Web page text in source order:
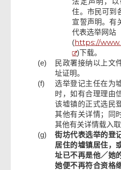
住。市民可到
宣誓声明。有
代表选举网站
(https://
)下载。
(e)
民政署接纳以上文
址证明。
(f)
选举登记主任在为
时，如有合理理由
该墟镇的正式选民
其他有关详情；同
其他有关详情载入取
(g)
街坊代表选举的登
居住的墟镇居住，
址已不再是他／她
她便不再符合资格